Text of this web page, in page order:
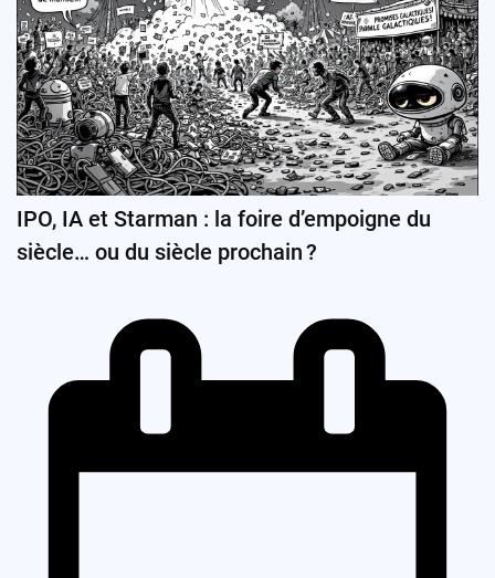
IPO, IA et Starman : la foire d’empoigne du
siècle… ou du siècle prochain ?